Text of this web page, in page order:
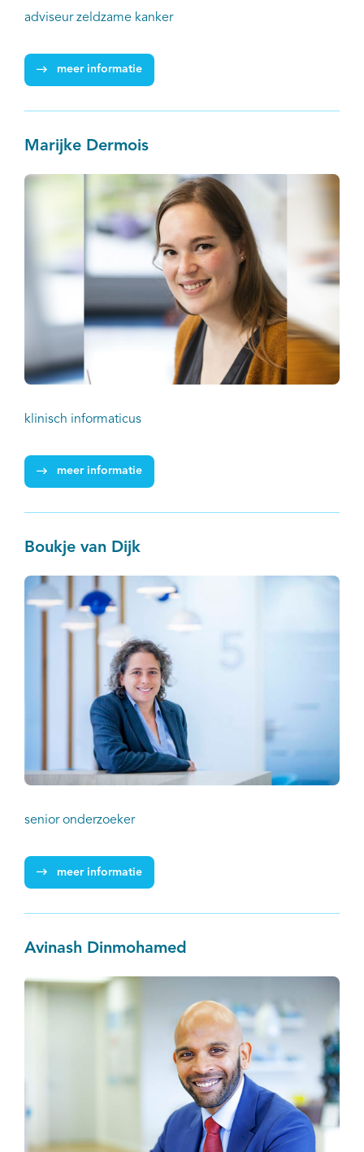
adviseur zeldzame kanker
meer informatie
Marijke Dermois
klinisch informaticus
meer informatie
Boukje van Dijk
senior onderzoeker
meer informatie
Avinash Dinmohamed